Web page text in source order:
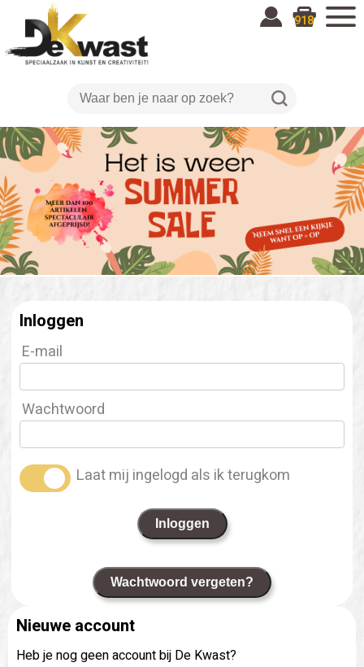
918
Inloggen
E-mail
Wachtwoord
Laat mij ingelogd als ik terugkom
Inloggen
Wachtwoord vergeten?
Nieuwe account
Heb je nog geen account bij De Kwast?